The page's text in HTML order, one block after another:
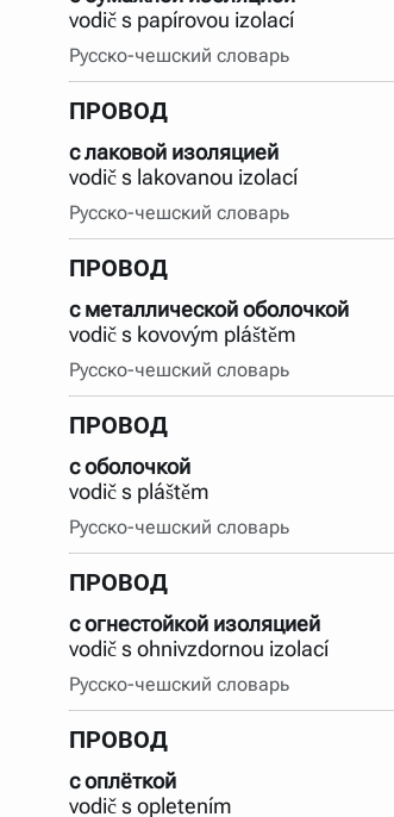
vodič s papírovou izolací
Русско-чешский словарь
ПРОВОД
с лаковой изоляцией
vodič s lakovanou izolací
Русско-чешский словарь
ПРОВОД
с металлической оболочкой
vodič s kovovým pláštěm
Русско-чешский словарь
ПРОВОД
с оболочкой
vodič s pláštěm
Русско-чешский словарь
ПРОВОД
с огнестойкой изоляцией
vodič s ohnivzdornou izolací
Русско-чешский словарь
ПРОВОД
с оплёткой
vodič s opletením